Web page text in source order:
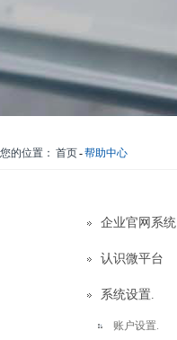
您的位置： 首页-帮助中心
企业官网系统
认识微平台
系统设置.
账户设置.